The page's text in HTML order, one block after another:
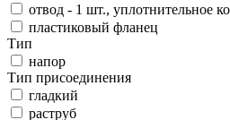
отвод - 1 шт., уплотнительное
пластиковый фланец
Тип
напор
Тип присоединения
гладкий
раструб